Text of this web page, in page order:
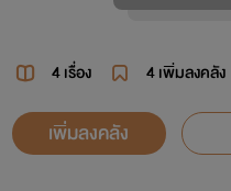
4 เรื่อง 4เพิ่มลงคลัง
เพิ่มลงคลัง